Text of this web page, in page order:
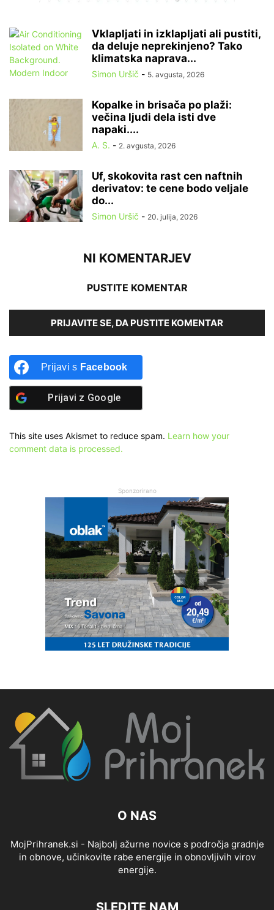
Vklapljati in izklapljati ali pustiti,
da deluje neprekinjeno? Tako
klimatska naprava...
Simon Uršič - 5. avgusta, 2026
Kopalke in brisača po plaži:
večina ljudi dela isti dve
napaki....
A. S. - 2. avgusta, 2026
Uf, skokovita rast cen naftnih
derivatov: te cene bodo veljale
do...
Simon Uršič - 20. julija, 2026
NI KOMENTARJEV
PUSTITE KOMENTAR
PRIJAVITE SE, DA PUSTITE KOMENTAR
Prijavi s Facebook
Prijavi z Google
This site uses Akismet to reduce spam. Learn how your
comment data is processed.
Sponzorirano
O NAS
MojPrihranek.si - Najbolj ažurne novice s področja gradnje
in obnove, učinkovite rabe energije in obnovljivih virov
energije.
SLEDITE NAM